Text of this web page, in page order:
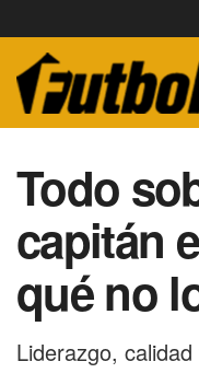
Todo
capitán
qué no
Liderazgo,